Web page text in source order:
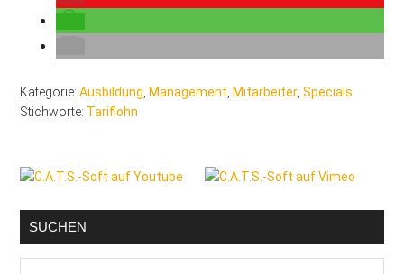
Kategorie:Ausbildung Management Mitarbeiter ,Specials
Stichworte: Tariflohn
Seitenspalte
SUCHEN